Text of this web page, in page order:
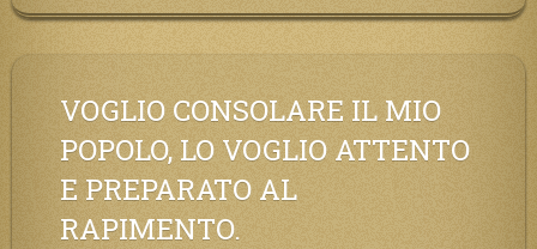
dolori,
è
alle
porte,
VOGLIO CONSOLARE IL MIO
POPOLO, LO VOGLIO ATTENTO
E PREPARATO AL
RAPIMENTO.